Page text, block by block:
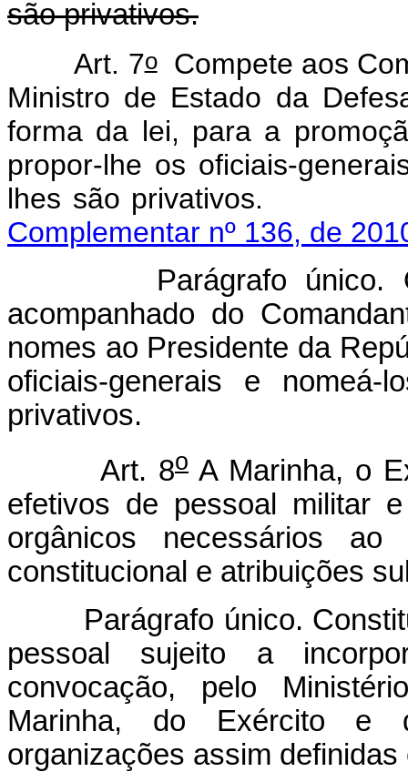
são privativos.
Art. 7oCompete aos
Ministro de Estado da
forma da lei, para a
propor-lhe os oficiais-
lhes são privativos.
Complementar nº 136, de
Parágrafo
acompanhado do
nomes ao Presidente da
oficiais-generais e
privativos.
Art. 8o A Marinha, o
efetivos de pessoal militar
orgânicos necessários
constitucional e atribuições
Parágrafo único.
pessoal sujeito a
convocação, pelo
Marinha, do Exército e
organizações assim definidas